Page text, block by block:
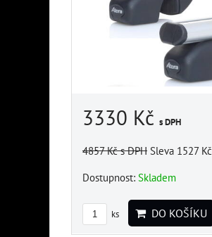
3330 Kč s DPH
4857 Kčs DPH Sleva 1527 Kč
Dostupnost: Skladem
ks DO KOŠÍKU